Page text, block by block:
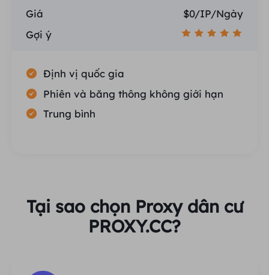
Giá
$0/IP/Ngày
Gợi ý
Định vị quốc gia
Phiên và băng thông không giới hạn
Trung bình
Tại sao chọn Proxy dân cư
PROXY.CC?